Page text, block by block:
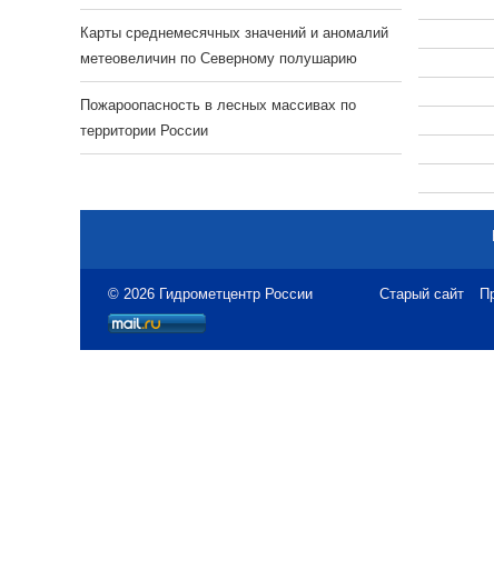
Карты среднемесячных значений и аномалий
метеовеличин по Северному полушарию
Пожароопасность в лесных массивах по
территории России
© 2026 Гидрометцентр России Старый сайт